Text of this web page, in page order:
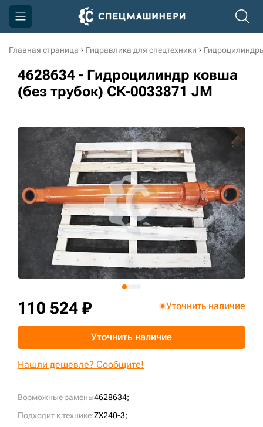
Главная страница Гидравлика для спецтехники
4628634 - Гидроцилиндр ковша
(без трубок) СК-0033871 JM
Возможные замены4628634;
Подходит к технике:ZX240-3;
110 524 ₽ Уточнить наличие
Уточнить наличие
Нашли дешевле? Сообщите!
Компания
Акции
Информация
Контакты
3D тур по производству
3D тур по складам
sksale@skdst.ru
+7 (499) 394-50-93